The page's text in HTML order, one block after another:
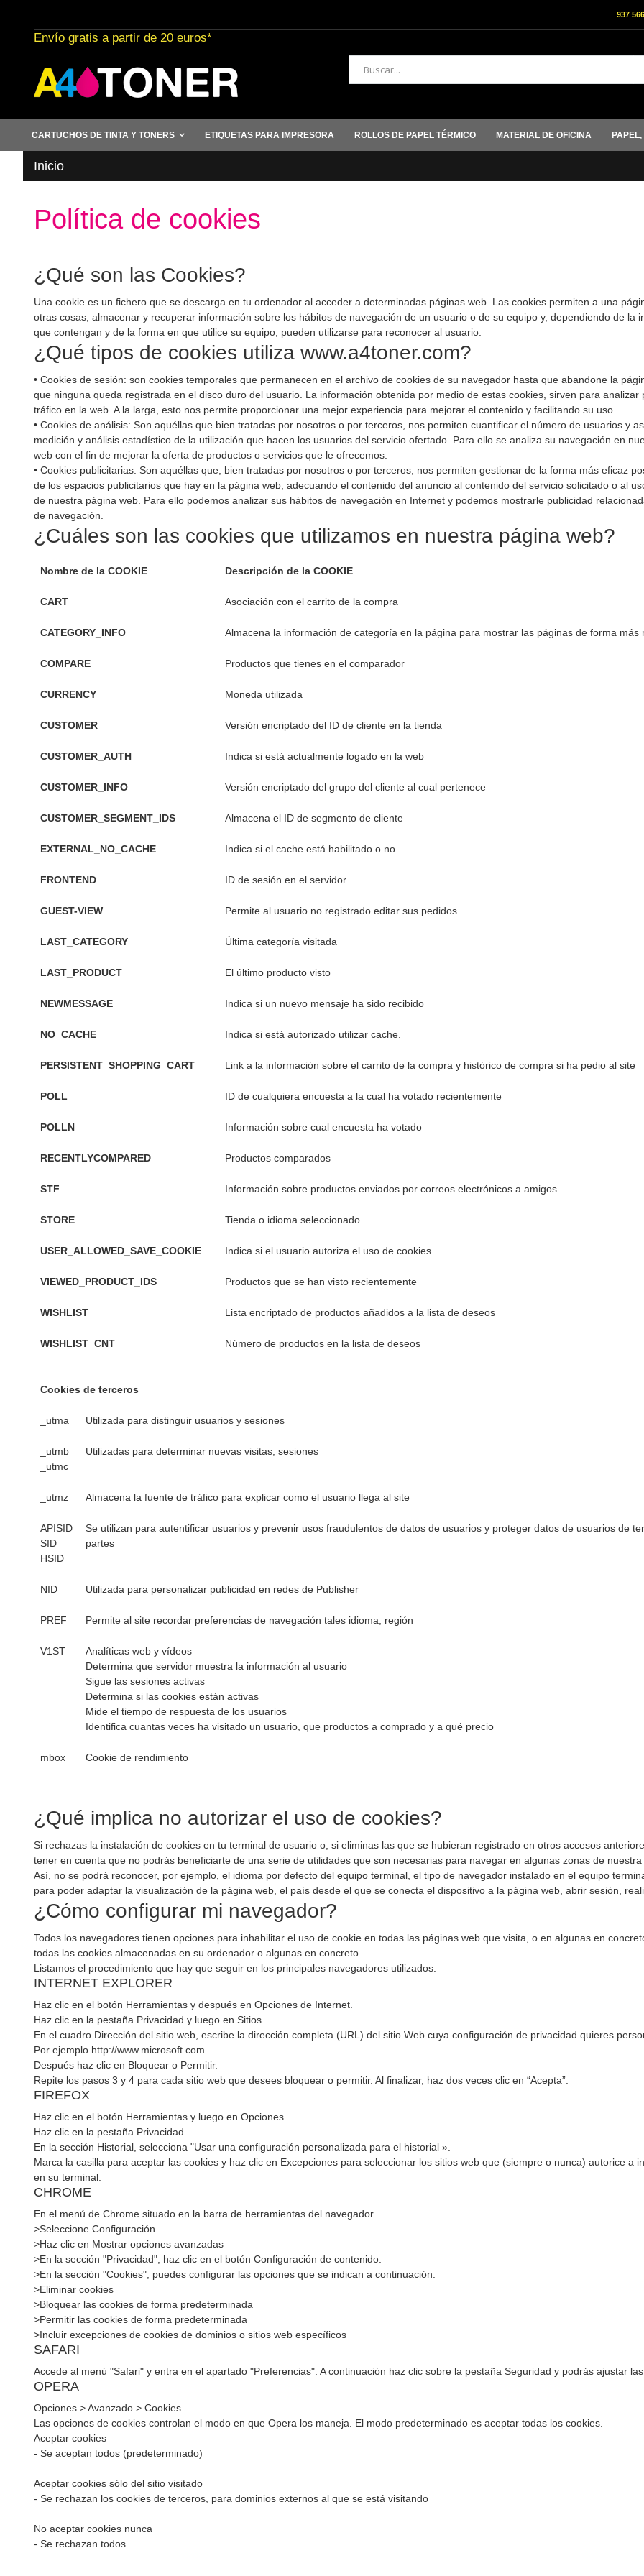
al
contenido
937
Envío gratis a partir de 20 euros*
Buscar
CARTUCHOS DE TINTA Y TONERS ETIQUETAS PARA IMPRESORA ROLLOS DE PAPEL TÉRMICO MATERIAL DE OFICINA PAPEL,
Inicio
Política de cookies
¿Qué son las Cookies?
Una cookie es un fichero que se descarga en tu ordenador al acceder a determinadas páginas web. Las cookies permiten a una
otras cosas, almacenar y recuperar información sobre los hábitos de navegación de un usuario o de su equipo y, dependiendo de la
que contengan y de la forma en que utilice su equipo, pueden utilizarse para reconocer al usuario.
¿Qué tipos de cookies utiliza www.a4toner.com?
• Cookies de sesión: son cookies temporales que permanecen en el archivo de cookies de su navegador hasta que abandone la
que ninguna queda registrada en el disco duro del usuario. La información obtenida por medio de estas cookies, sirven para analizar
tráfico en la web. A la larga, esto nos permite proporcionar una mejor experiencia para mejorar el contenido y facilitando su uso.
• Cookies de análisis: Son aquéllas que bien tratadas por nosotros o por terceros, nos permiten cuantificar el número de usuarios y
medición y análisis estadístico de la utilización que hacen los usuarios del servicio ofertado. Para ello se analiza su navegación en
web con el fin de mejorar la oferta de productos o servicios que le ofrecemos.
• Cookies publicitarias: Son aquéllas que, bien tratadas por nosotros o por terceros, nos permiten gestionar de la forma más eficaz
de los espacios publicitarios que hay en la página web, adecuando el contenido del anuncio al contenido del servicio solicitado o al
de nuestra página web. Para ello podemos analizar sus hábitos de navegación en Internet y podemos mostrarle publicidad
de navegación.
¿Cuáles son las cookies que utilizamos en nuestra página web?
Nombre de la COOKIE Descripción de la COOKIE
CART Asociación con el carrito de la compra
CATEGORY_INFO Almacena la información de categoría en la página para mostrar las páginas de forma más
COMPARE Productos que tienes en el comparador
CURRENCY Moneda utilizada
CUSTOMER Versión encriptado del ID de cliente en la tienda
CUSTOMER_AUTH Indica si está actualmente logado en la web
CUSTOMER_INFO Versión encriptado del grupo del cliente al cual pertenece
CUSTOMER_SEGMENT_IDS Almacena el ID de segmento de cliente
EXTERNAL_NO_CACHE Indica si el cache está habilitado o no
FRONTEND ID de sesión en el servidor
GUEST-VIEW Permite al usuario no registrado editar sus pedidos
LAST_CATEGORY Última categoría visitada
LAST_PRODUCT El último producto visto
NEWMESSAGE Indica si un nuevo mensaje ha sido recibido
NO_CACHE Indica si está autorizado utilizar cache
PERSISTENT_SHOPPING_CART Link a la información sobre el carrito de la compra y histórico de compra si ha pedio al site
POLL ID de cualquiera encuesta a la cual ha votado recientemente
POLLN Información sobre cual encuesta ha votado
RECENTLYCOMPARED Productos comparados
STF Información sobre productos enviados por correos electrónicos a amigos
STORE Tienda o idioma seleccionado
USER_ALLOWED_SAVE_COOKIE Indica si el usuario autoriza el uso de cookies
VIEWED_PRODUCT_IDS Productos que se han visto recientemente
WISHLIST Lista encriptado de productos añadidos a la lista de deseos
WISHLIST_CNT Número de productos en la lista de deseos
Cookies de terceros
_utma Utilizada para distinguir usuarios y sesiones
_utmb
_utmc
Utilizadas para determinar nuevas visitas, sesiones
_utmz Almacena la fuente de tráfico para explicar como el usuario llega al site
APISID
SID
HSID
Se utilizan para autentificar usuarios y prevenir usos fraudulentos de datos de usuarios y proteger datos de usuarios de
partes
NID Utilizada para personalizar publicidad en redes de Publisher
PREF Permite al site recordar preferencias de navegación tales idioma, región
V1ST
Analíticas web y vídeos
Determina que servidor muestra la información al usuario
Sigue las sesiones activas
Determina si las cookies están activas
Mide el tiempo de respuesta de los usuarios
Identifica cuantas veces ha visitado un usuario, que productos a comprado y a qué precio
mbox Cookie de rendimiento
¿Qué implica no autorizar el uso de cookies?
Si rechazas la instalación de cookies en tu terminal de usuario o, si eliminas las que se hubieran registrado en otros accesos
tener en cuenta que no podrás beneficiarte de una serie de utilidades que son necesarias para navegar en algunas zonas de nuestra
Así, no se podrá reconocer, por ejemplo, el idioma por defecto del equipo terminal, el tipo de navegador instalado en el equipo
para poder adaptar la visualización de la página web, el país desde el que se conecta el dispositivo a la página web, abrir sesión,
¿Cómo configurar mi navegador?
Todos los navegadores tienen opciones para inhabilitar el uso de cookie en todas las páginas web que visita, o en algunas en
todas las cookies almacenadas en su ordenador o algunas en concreto.
Listamos el procedimiento que hay que seguir en los principales navegadores utilizados:
INTERNET EXPLORER
Haz clic en el botón Herramientas y después en Opciones de Internet.
Haz clic en la pestaña Privacidad y luego en Sitios.
En el cuadro Dirección del sitio web, escribe la dirección completa (URL) del sitio Web cuya configuración de privacidad quieres
Por ejemplo http://www.microsoft.com.
Después haz clic en Bloquear o Permitir.
Repite los pasos 3 y 4 para cada sitio web que desees bloquear o permitir. Al finalizar, haz dos veces clic en “Acepta”.
FIREFOX
Haz clic en el botón Herramientas y luego en Opciones
Haz clic en la pestaña Privacidad
En la sección Historial, selecciona "Usar una configuración personalizada para el historial ».
Marca la casilla para aceptar las cookies y haz clic en Excepciones para seleccionar los sitios web que (siempre o nunca) autorice a
en su terminal.
CHROME
En el menú de Chrome situado en la barra de herramientas del navegador.
>Seleccione Configuración
>Haz clic en Mostrar opciones avanzadas
>En la sección "Privacidad", haz clic en el botón Configuración de contenido.
>En la sección "Cookies", puedes configurar las opciones que se indican a continuación:
>Eliminar cookies
>Bloquear las cookies de forma predeterminada
>Permitir las cookies de forma predeterminada
>Incluir excepciones de cookies de dominios o sitios web específicos
SAFARI
Accede al menú "Safari" y entra en el apartado "Preferencias". A continuación haz clic sobre la pestaña Seguridad y podrás ajustar las
OPERA
Opciones > Avanzado > Cookies
Las opciones de cookies controlan el modo en que Opera los maneja. El modo predeterminado es aceptar todas los cookies.
Aceptar cookies
- Se aceptan todos (predeterminado)
Aceptar cookies sólo del sitio visitado
- Se rechazan los cookies de terceros, para dominios externos al que se está visitando
No aceptar cookies nunca
- Se rechazan todos